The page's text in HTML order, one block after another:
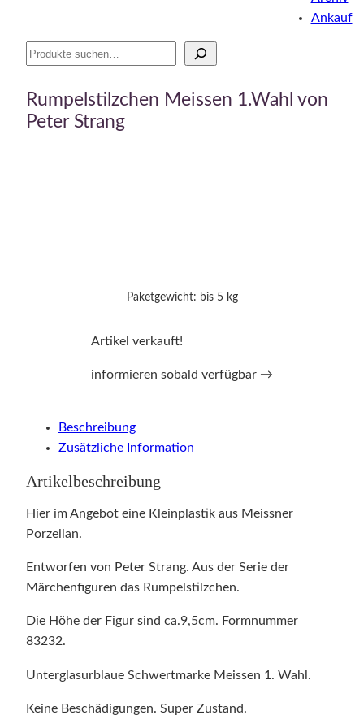
Suche
Ankauf
Rumpelstilzchen Meissen 1.Wahl von
Peter Strang
Paketgewicht: bis 5 kg
Artikel verkauft!
informieren sobald verfügbar →
Beschreibung
Zusätzliche Information
Artikelbeschreibung
Hier im Angebot eine Kleinplastik aus Meissner
Porzellan.
Entworfen von Peter Strang. Aus der Serie der
Märchenfiguren das Rumpelstilzchen.
Die Höhe der Figur sind ca.9,5cm. Formnummer
83232.
Unterglasurblaue Schwertmarke Meissen 1. Wahl.
Keine Beschädigungen. Super Zustand.